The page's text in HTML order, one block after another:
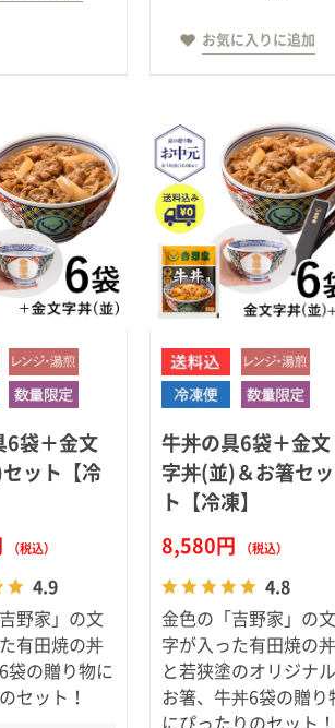
お気に入りに追加
6袋＋金文
ット【冷
（税込）
4.9
野家」の文
有田焼の丼
袋の贈り物に
セット！
牛丼の具6袋＋金文
字丼(並)＆お箸セッ
ト【冷凍】
8,580円
（税込）
4.8
金色の「吉野家」の文
字が入った有田焼の丼
と若狭塗のオリジナル
お箸、牛丼6袋の贈り
にぴったりのセット！